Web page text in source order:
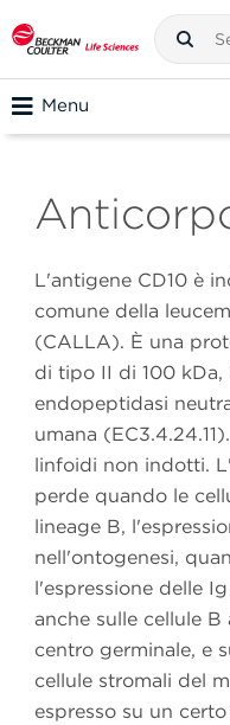
Menu
L'antigene CD10 è
comune della
(CALLA). È una
di tipo II di 100
endopeptidasi
umana
linfoidi non indotti.
perde quando le
lineage B,
nell'ontogenesi,
l'espressione delle
anche sulle cellule
centro germinale, e
cellule stromali del
espresso su un